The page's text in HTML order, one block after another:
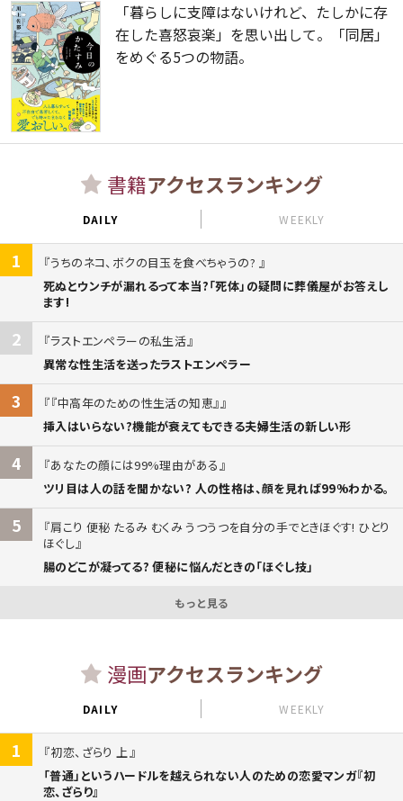
「暮らしに支障はないけれど、たしかに存
在した喜怒哀楽」を思い出して。「同居」
をめぐる5つの物語。
書籍アクセスランキング
DAILY WEEKLY
1
うちのネコ、ボクの目玉を食べちゃうの?
死ぬとウンチが漏れるって本当?「死体」の疑問に葬儀屋がお答えし
ます!
2
ラストエンペラーの私生活
異常な性生活を送ったラストエンペラー
3
『中高年のための性生活の知恵』
挿入はいらない?機能が衰えてもできる夫婦生活の新しい形
4
あなたの顔には99%理由がある
ツリ目は人の話を聞かない? 人の性格は、顔を見れば99%わかる。
5
肩こり 便秘 たるみ むくみ うつうつを自分の手でときほぐす! ひとり
ほぐし
腸のどこが凝ってる? 便秘に悩んだときの「ほぐし技」
もっと見る
漫画アクセスランキング
DAILY WEEKLY
1
初恋、ざらり 上
「普通」というハードルを越えられない人のための恋愛マンガ『初
恋、ざらり』